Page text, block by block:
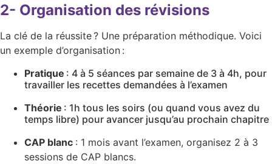
2- Organisation des révisions
La clé de la réussite ? Une préparation méthodique. Voici
un exemple d’organisation :
Pratique : 4 à 5 séances par semaine de 3 à 4h, pour
travailler les recettes demandées à l’examen
Théorie : 1h tous les soirs (ou quand vous avez du
temps libre) pour avancer jusqu’au prochain chapitre
CAP blanc : 1 mois avant l’examen, organisez 2 à 3
sessions de CAP blancs.